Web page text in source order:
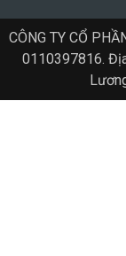
CÔNG TY CỔ
0110397816.